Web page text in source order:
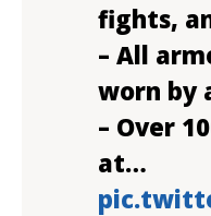
fights,
– All
worn by
– Over
at…